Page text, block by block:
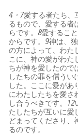
4・7愛する者たち、
るもので、愛する者
らです。8愛するこ
からです。9神は、
の方によって、わた
こに、神の愛がわた
ちが神を愛したので
したちの罪を償うい
した。ここに愛があ
にわたしたちを愛さ
し合うべきです。 12
たしたちが互いに愛
どまってくださり、
るのです。